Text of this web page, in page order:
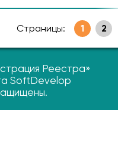
Страницы: 1 2
Реестра»
SoftDevelop